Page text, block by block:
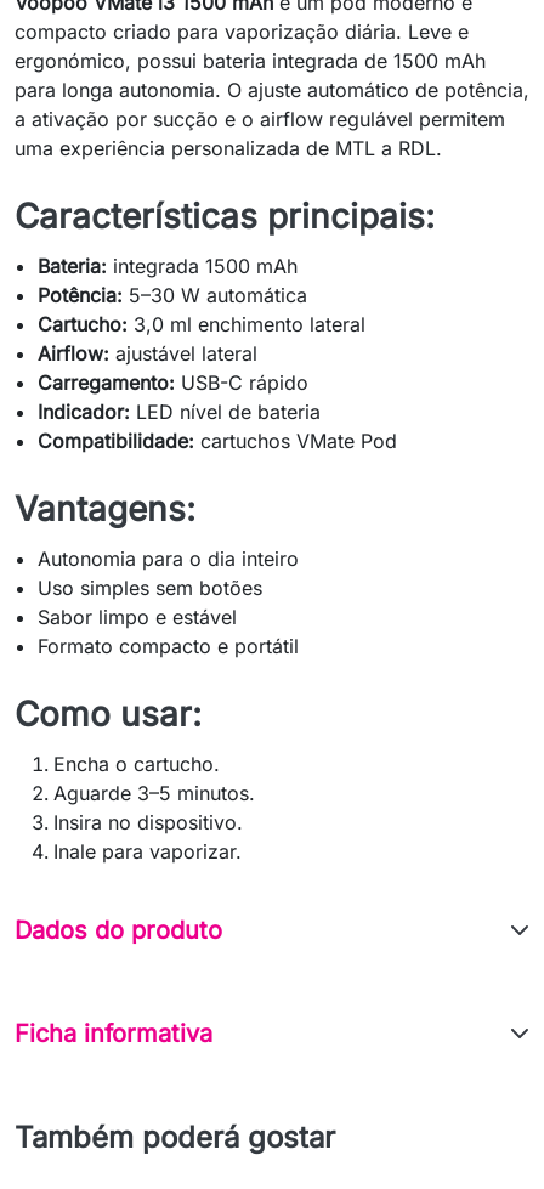
compacto criado para vaporização diária. Leve e
ergonómico, possui bateria integrada de 1500 mAh
para longa autonomia. O ajuste automático de potência,
a ativação por sucção e o airflow regulável permitem
uma experiência personalizada de MTL a RDL.
Características principais:
Bateria: integrada 1500 mAh
Potência: 5–30 W automática
Cartucho: 3,0 ml enchimento lateral
Airflow: ajustável lateral
Carregamento: USB-C rápido
Indicador: LED nível de bateria
Compatibilidade: cartuchos VMate Pod
Vantagens:
Autonomia para o dia inteiro
Uso simples sem botões
Sabor limpo e estável
Formato compacto e portátil
Como usar:
Encha o cartucho.
Aguarde 3–5 minutos.
Insira no dispositivo.
Inale para vaporizar.
Dados do produto
Ficha informativa
Também poderá gostar